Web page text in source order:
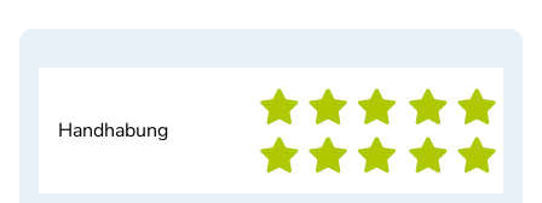
Handhabung